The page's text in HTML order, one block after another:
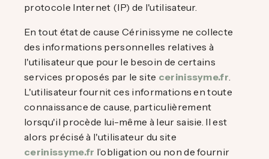
protocole Internet (IP) de l'utilisateur.
En tout état de cause Cérinissyme ne collecte
des informations personnelles relatives à
l'utilisateur que pour le besoin de certains
services proposés par le site cerinissyme.fr
L'utilisateur fournit ces informations en toute
connaissance de cause, particulièrement
lorsqu'il procède lui-même à leur saisie. Il est
alors précisé à l'utilisateur du site
cerinissyme.fr l’obligation ou non de fournir